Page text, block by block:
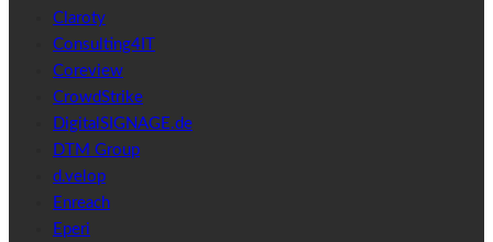
Claroty
Consulting4IT
Coreview
CrowdStrike
DigitalSIGNAGE.de
DTM Group
d.velop
Enreach
Eperi